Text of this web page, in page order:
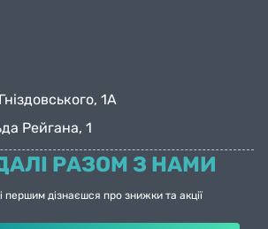
1А
Рейгана, 1
РАЗОМ З НАМИ
першим дізнаєшся про знижки та акції